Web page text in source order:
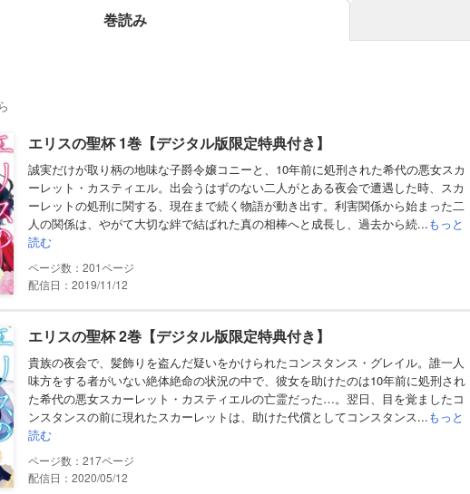
巻読み
エリスの聖杯 1巻【デジタル版限定特典付き】
誠実だけが取り柄の地味な子爵令嬢コニーと、10年前に処刑された希代の悪女スカ
ーレット・カスティエル。出会うはずのない二人がとある夜会で遭遇した時、スカ
ーレットの処刑に関する、現在まで続く物語が動き出す。利害関係から始まった二
人の関係は、やがて大切な絆で結ばれた真の相棒へと成長し、過去から続...もっと
読む
201
配信日：2019/11/12
エリスの聖杯 2巻【デジタル版限定特典付き】
貴族の夜会で、髪飾りを盗んだ疑いをかけられたコンスタンス・グレイル。誰一人
味方をする者がいない絶体絶命の状況の中で、彼女を助けたのは10年前に処刑され
た希代の悪女スカーレット・カスティエルの亡霊だった…。翌日、目を覚ましたコ
ンスタンスの前に現れたスカーレットは、助けた代償としてコンスタンス...もっと
読む
217
配信日：2020/05/12